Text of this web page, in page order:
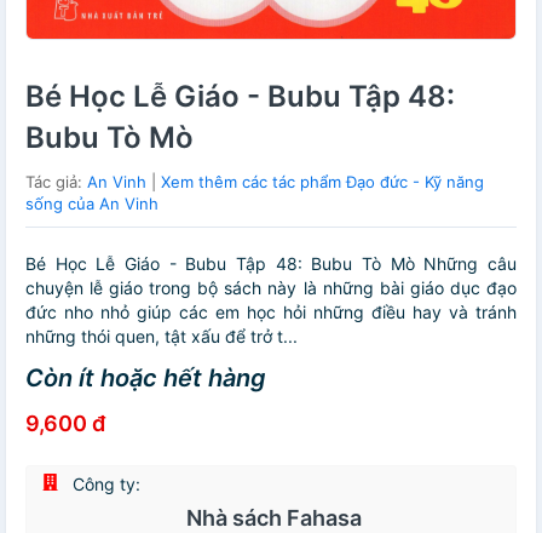
Bé Học Lễ Giáo - Bubu Tập 48:
Bubu Tò Mò
Tác giả: An Vinh
Xem thêm các tác phẩm Đạo đức - Kỹ năng
sống của An Vinh
Bé Học Lễ Giáo - Bubu Tập 48: Bubu Tò Mò Những câu
chuyện lễ giáo trong bộ sách này là những bài giáo dục đạo
đức nho nhỏ giúp các em học hỏi những điều hay và tránh
những thói quen, tật xấu để trở t...
Còn ít hoặc hết hàng
9,600 đ
Công ty:
Nhà sách Fahasa